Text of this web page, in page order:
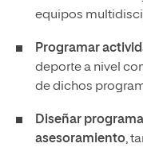
equipos
Programar
deporte a nivel
de dichos
Diseñar
asesoramiento,